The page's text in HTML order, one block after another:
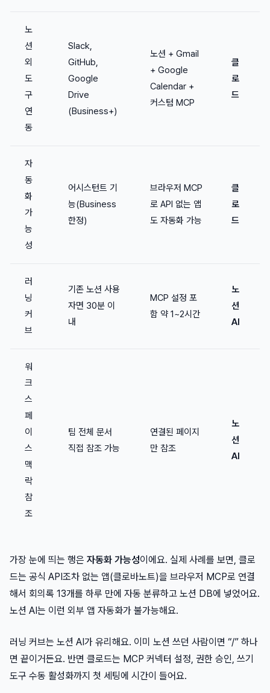
노
션
외
도
구
연
동
Slack,
GitHub,
Google
Drive
(Business+)
노션 + Gmail
+ Google
Calendar +
커스텀 MCP
클
로
드
자
동
화
가
능
성
어시스턴트 기
능(Business
한정)
브라우저 MCP
로 API 없는 앱
도 자동화 가능
클
로
드
러
닝
커
브
기존 노션 사용
자면 30분 이
내
MCP 설정 포
함 약 1~2시간
노
션
AI
워
크
스
페
이
스
맥
락
참
조
팀 전체 문서
직접 참조 가능
연결된 페이지
만 참조
노
션
AI
가장 눈에 띄는 행은 자동화 가능성이에요. 실제 사례를 보면, 클로
드는 공식 API조차 없는 앱(클로바노트)을 브라우저 MCP로 연결
해서 회의록 13개를 하루 만에 자동 분류하고 노션 DB에 넣었어요.
노션 AI는 이런 외부 앱 자동화가 불가능해요.
러닝 커브는 노션 AI가 유리해요. 이미 노션 쓰던 사람이면 “/” 하나
면 끝이거든요. 반면 클로드는 MCP 커넥터 설정, 권한 승인, 쓰기
도구 수동 활성화까지 첫 세팅에 시간이 들어요.